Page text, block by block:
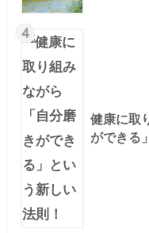
4
健康に取
ができる